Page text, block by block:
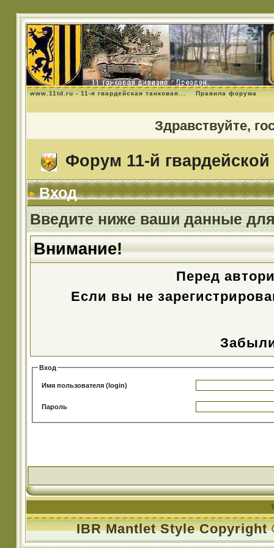
www.11td.ru - 11-я гвардейская танковая... Правила форума
Здравствуйте,
Форум 11-й гвардейской
Вход
Введите ниже ваши данные
Внимание!
Перед
Если вы не
Вход
Имя пользователя (login)
Пароль
IBR Mantlet Style Copyright